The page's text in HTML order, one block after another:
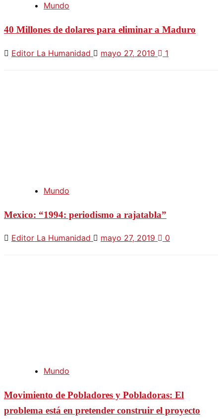
Mundo
40 Millones de dolares para eliminar a Maduro
Editor La Humanidad mayo 27, 2019 1
Mundo
Mexico: “1994: periodismo a rajatabla”
Editor La Humanidad mayo 27, 2019 0
Mundo
Movimiento de Pobladores y Pobladoras: El
problema está en pretender construir el proyecto